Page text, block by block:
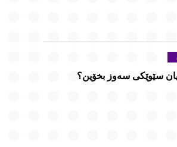
سێوێکی سەوز بخۆین؟